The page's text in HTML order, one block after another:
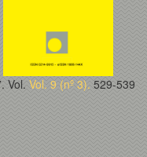
Vol. Vol. 9 (nº 3). 529-539